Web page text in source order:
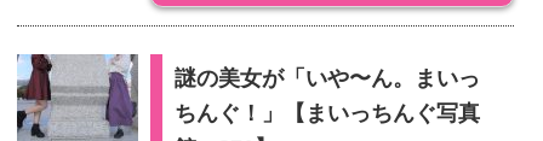
謎の美女が「いや〜ん。まいっ
ちんぐ！」【まいっちんぐ写真